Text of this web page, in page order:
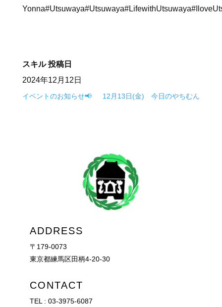
スキル 投稿日
2024年12月12日
イベントのお知らせ📢 12月13日(金) 今日のやちむん
ADDRESS
〒179-0073
東京都練馬区田柄4-20-30
CONTACT
TEL : 03-3975-6087